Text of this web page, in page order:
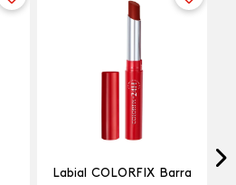
Labial COLORFIX Barra